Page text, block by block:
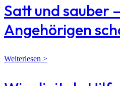
Satt und sauber
Angehörigen
Weiterlesen >